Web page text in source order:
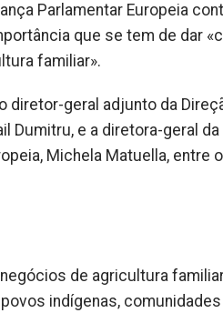
Parlamentar Europeia
que se tem de dar
familiar».
diretor-geral adjunto da
Dumitru, e a diretora-geral
Michela Matuella, entre
de agricultura
indígenas,